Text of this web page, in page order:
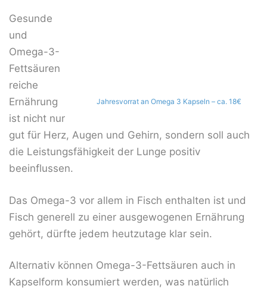
Jahresvorrat an Omega 3 Kapseln – ca. 18€
Gesunde
und
Omega-3-
Fettsäuren
reiche
Ernährung
ist nicht nur
gut für Herz, Augen und Gehirn, sondern soll auch
die Leistungsfähigkeit der Lunge positiv
beeinflussen.
Das Omega-3 vor allem in Fisch enthalten ist und
Fisch generell zu einer ausgewogenen Ernährung
gehört, dürfte jedem heutzutage klar sein.
Alternativ können Omega-3-Fettsäuren auch in
Kapselform konsumiert werden, was natürlich